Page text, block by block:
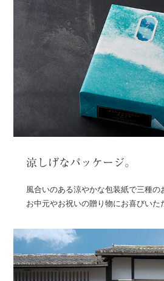
涼しげなパッケージ。
風合いのある涼やかな包装紙で三種の
お中元やお祝いの贈り物にお喜びいた